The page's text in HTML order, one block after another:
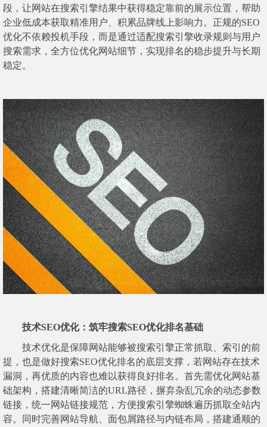
段，让网站在搜索引擎结果中获得稳定靠前的展示位置，帮助
企业低成本获取精准用户、积累品牌线上影响力。正规的SEO
优化不依赖投机手段，而是通过适配搜索引擎收录规则与用户
搜索需求，全方位优化网站细节，实现排名的稳步提升与长期
稳定。
技术SEO优化：筑牢搜索SEO优化排名基础
技术优化是保障网站能够被搜索引擎正常抓取、索引的前
提，也是做好搜索SEO优化排名的底层支撑，若网站存在技术
漏洞，再优质的内容也难以获得良好排名。首先需优化网站基
础架构，搭建清晰简洁的URL路径，摒弃杂乱冗余的动态参数
链接，统一网站链接规范，方便搜索引擎蜘蛛遍历抓取全站内
容。同时完善网站导航、面包屑路径与内链布局，搭建通顺的